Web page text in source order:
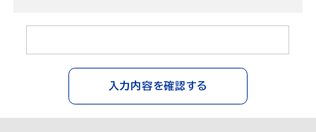
入力内容を確認する